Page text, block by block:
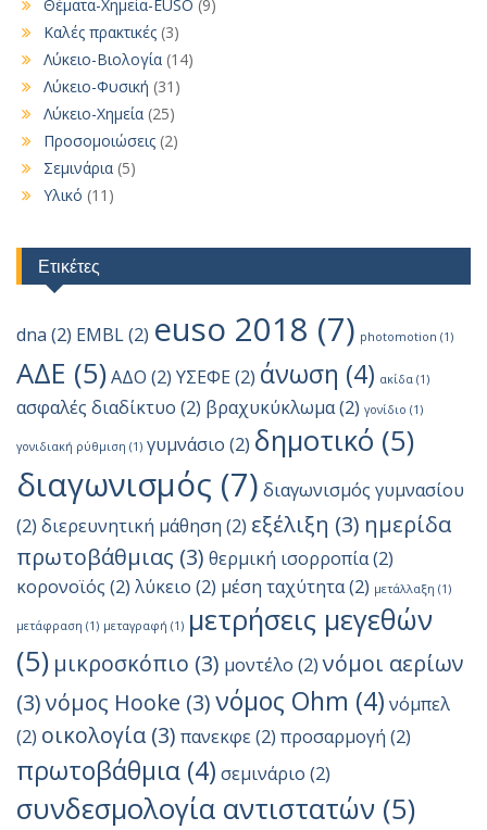
Θέματα-Χημεία-EUSO (9)
Καλές πρακτικές (3)
Λύκειο-Βιολογία (14)
Λύκειο-Φυσική (31)
Λύκειο-Χημεία (25)
Προσομοιώσεις (2)
Σεμινάρια (5)
Υλικό (11)
Ετικέτες
dna (2) EMBL(2) euso 2018 (7) photomotion (1)
ΑΔΕ (5)ΑΔΟ (2) ΥΣΕΦΕ(2) άνωση (4) ακίδα (1)
ασφαλές διαδίκτυο (2) βραχυκύκλωμα(2) γονίδιο (1)
γονιδιακή ρύθμιση (1) γυμνάσιο (2) δημοτικό (5)
διαγωνισμός (7) διαγωνισμός γυμνασίου
(2) διερευνητική μάθηση (2) εξέλιξη (3) ημερίδα
πρωτοβάθμιας (3) θερμική ισορροπία(2)
κορονοϊός (2) λύκειο (2) μέση ταχύτητα(2) μετάλλαξη (1)
μετάφραση (1) μεταγραφή (1) μετρήσεις μεγεθών
(5) μικροσκόπιο (3) μοντέλο (2) νόμοι αερίων
(3)νόμος Hooke (3)νόμος Ohm (4) νόμπελ
(2) οικολογία(3) πανεκφε(2) προσαρμογή (2)
πρωτοβάθμια (4) σεμινάριο (2)
συνδεσμολογία αντιστατών (5)